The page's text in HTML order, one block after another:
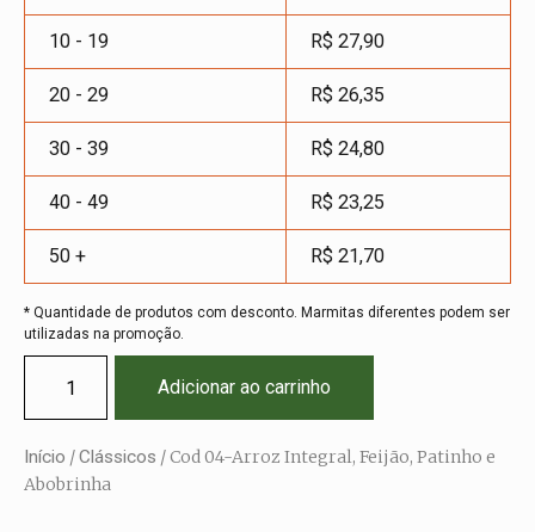
10 - 19 R$ 27,90
20 - 29 R$ 26,35
30 - 39 R$ 24,80
40 - 49 R$ 23,25
50 + R$ 21,70
* Quantidade de produtos com desconto. Marmitas diferentes podem ser
utilizadas na promoção.
Adicionar ao carrinho
Início /Clássicos / Cod 04-Arroz Integral, Feijão, Patinho e
Abobrinha